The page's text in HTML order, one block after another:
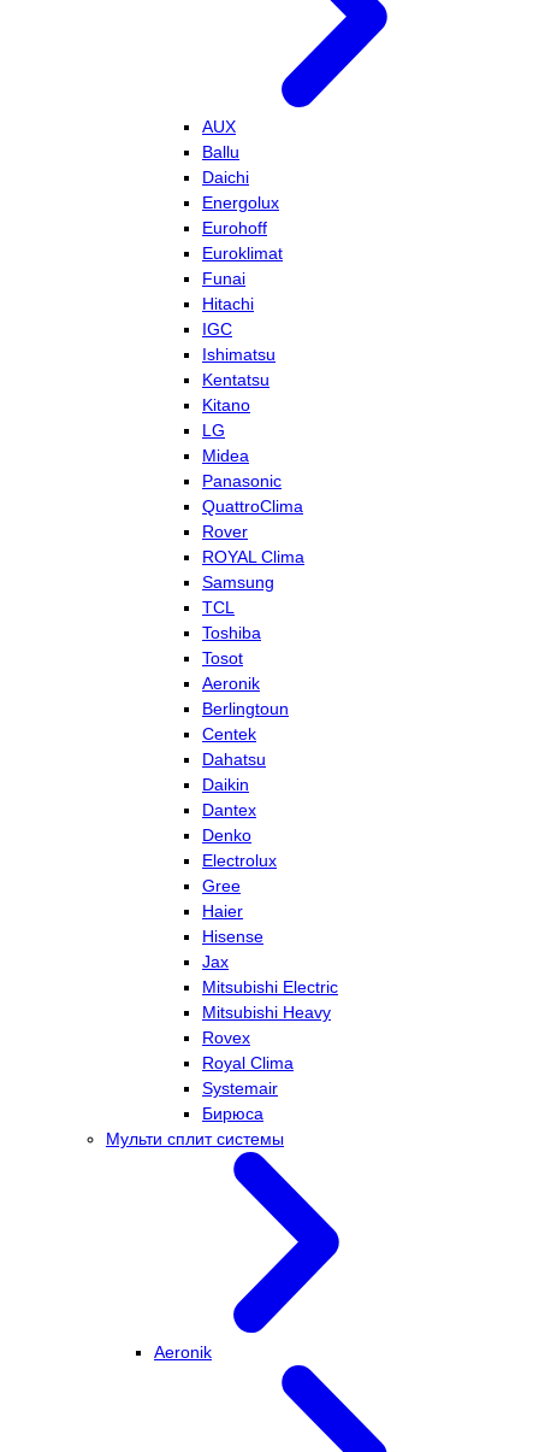
AUX
Ballu
Daichi
Energolux
Eurohoff
Euroklimat
Funai
Hitachi
IGC
Ishimatsu
Kentatsu
Kitano
LG
Midea
Panasonic
QuattroClima
Rover
ROYAL Clima
Samsung
TCL
Toshiba
Tosot
Aeronik
Berlingtoun
Centek
Dahatsu
Daikin
Dantex
Denko
Electrolux
Gree
Haier
Hisense
Jax
Mitsubishi Electric
Mitsubishi Heavy
Rovex
Royal Clima
Systemair
Бирюса
Мульти сплит системы
Aeronik